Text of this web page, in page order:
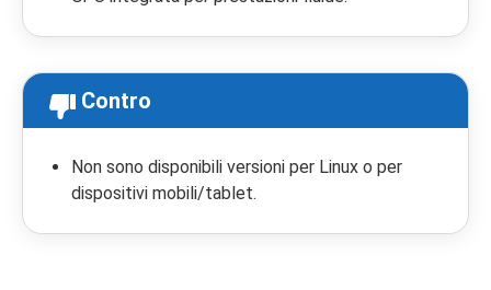
Contro
Non sono disponibili versioni per Linux o per
dispositivi mobili/tablet.